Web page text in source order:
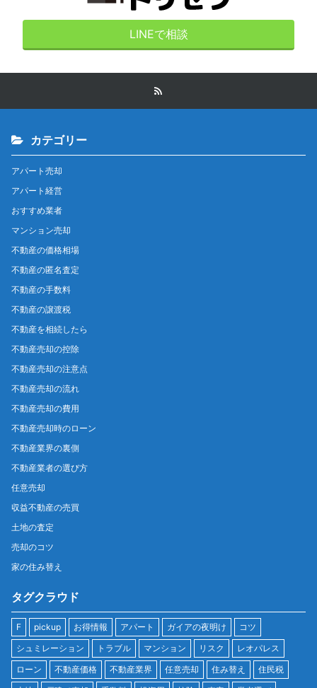
LINEで相談
カテゴリー
アパート売却
アパート経営
おすすめ業者
マンション売却
不動産の価格相場
不動産の匿名査定
不動産の手数料
不動産の譲渡税
不動産を相続したら
不動産売却の控除
不動産売却の注意点
不動産売却の流れ
不動産売却の費用
不動産売却時のローン
不動産業界の裏側
不動産業者の選び方
任意売却
収益不動産の売買
土地の査定
売却のコツ
家の住み替え
タグクラウド
F pickup お得情報 アパート ガイアの夜明け
コツ
シュミレーション
トラブル マンション リスク
レオパレス
ローン
不動産価格 不動産業界 任意売却 住み替え
住民税